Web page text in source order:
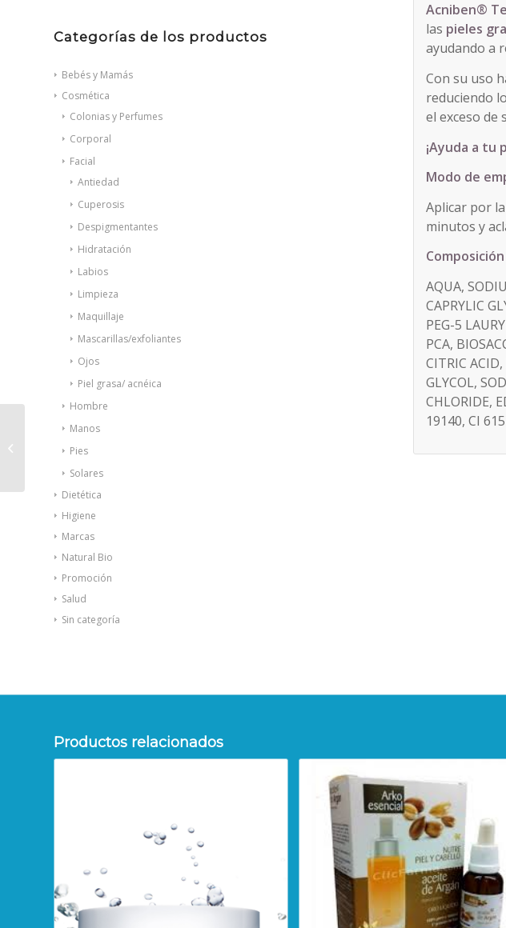
Categorías de los productos
Bebés y Mamás
Cosmética
Colonias y Perfumes
Corporal
Facial
Antiedad
Cuperosis
Despigmentantes
Hidratación
Labios
Limpieza
Maquillaje
Mascarillas/exfoliantes
Ojos
Piel grasa/ acnéica
Hombre
Manos
Pies
Solares
Dietética
Higiene
Marcas
Natural Bio
Promoción
Salud
Sin categoría
Acniben®
las pieles
ayudando a
Con su uso
reduciendo
el exceso de
¡Ayuda a tu
Modo de
Aplicar por
minutos y
Composición
AQUA,
CAPRYLIC
PEG-5
PCA,
CITRIC
GLYCOL,
CHLORIDE,
19140, CI
Productos relacionados
cápsulas